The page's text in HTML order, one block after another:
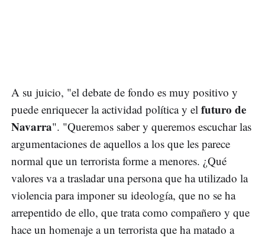
A su juicio, "el debate de fondo es muy positivo y
puede enriquecer la actividad política y el futuro de
Navarra". "Queremos saber y queremos escuchar las
argumentaciones de aquellos a los que les parece
normal que un terrorista forme a menores. ¿Qué
valores va a trasladar una persona que ha utilizado la
violencia para imponer su ideología, que no se ha
arrepentido de ello, que trata como compañero y que
hace un homenaje a un terrorista que ha matado a